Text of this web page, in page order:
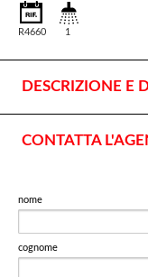
R4660 1
DESCRIZIONE E
CONTATTA
nome
cognome